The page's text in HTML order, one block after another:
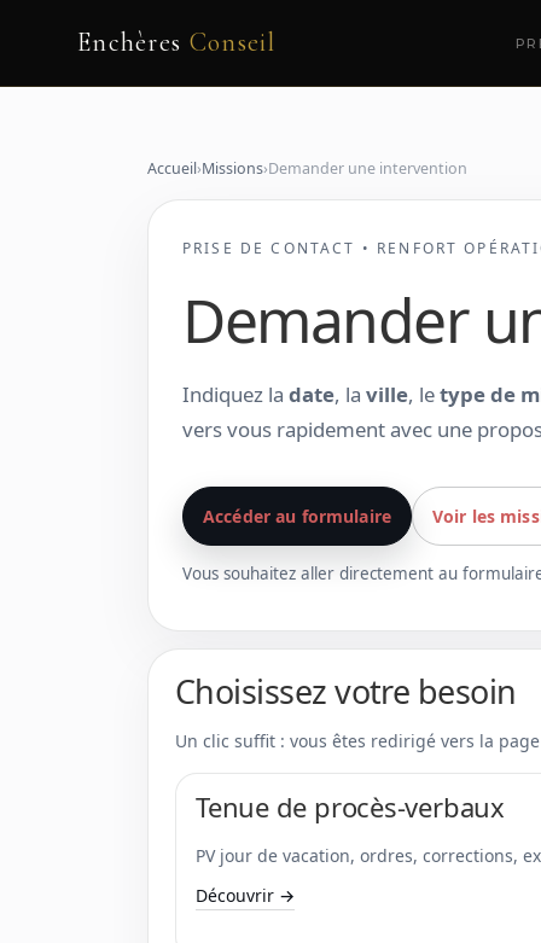
Enchères Conseil
Accueil›Missions›Demander une intervention
PRISE DE CONTACT • RENFORT
Demander
Indiquez la date, la ville, letype de
vers vous rapidement avec une
Accéder au formulaire Voir les
Vous souhaitez aller directement au
Choisissez votre besoin
Un clic suffit : vous êtes redirigé vers la
Tenue de procès-verbaux
PV jour de vacation, ordres, corrections,
Découvrir →